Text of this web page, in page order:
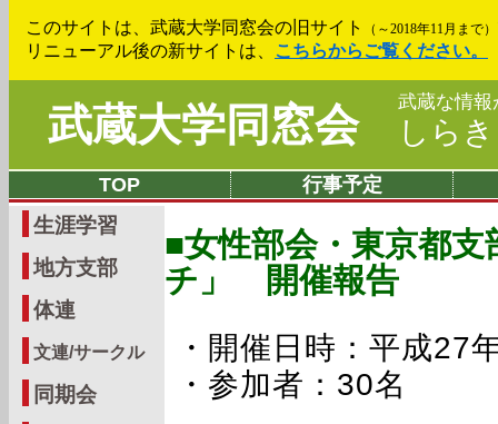
このサイトは、武蔵大学同窓会の旧サイト （～2018年11月まで）
リニューアル後の新サイトは、
こちらからご覧ください。
武蔵大学同窓会 武蔵な情報
しら
TOP 行事予定
生涯学習
地方支部
体連
文連/サークル
同期会
■女性部会・東京都
チ」 開催報告
・開催日時：平成27
・参加者：30名